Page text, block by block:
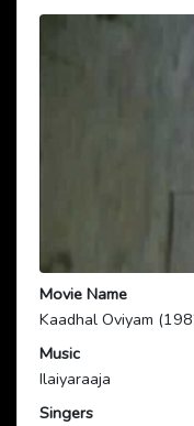
Movie Name
Kaadhal Oviyam
Music
Ilaiyaraaja
Singers